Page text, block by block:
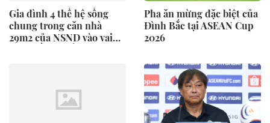
Gia đình 4 thế hệ sống
chung trong căn nhà
29m2 của NSND vào vai
Pha ăn mừng đặc biệt của
Đình Bắc tại ASEAN Cup
2026